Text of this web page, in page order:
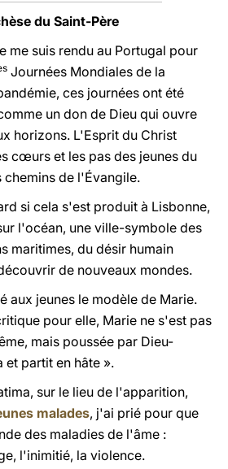
du Saint-Père
me suis rendu au Portugal pour
Journées Mondiales de la
ces journées ont été
un don de Dieu qui ouvre
horizons. L'Esprit du Christ
cœurs et les pas des jeunes du
chemins de l'Évangile.
si cela s'est produit à Lisbonne,
l'océan, une ville-symbole des
maritimes, du désir humain
de nouveaux mondes.
aux jeunes le modèle de Marie.
pour elle, Marie ne s'est pas
mais poussée par Dieu-
et partit en hâte ».
sur le lieu de l'apparition,
malades, j'ai prié pour que
des maladies de l'âme :
l'inimitié, la violence.